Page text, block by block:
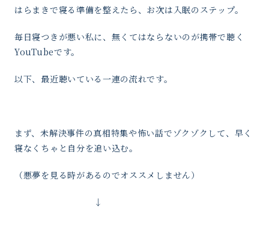
はらまきで寝る準備を整えたら、お次は入眠のステップ。
毎日寝つきが悪い私に、無くてはならないのが携帯で聴く
YouTubeです。
以下、最近聴いている一連の流れです。
まず、未解決事件の真相特集や怖い話でゾクゾクして、早く
寝なくちゃと自分を追い込む。
（悪夢を見る時があるのでオススメしません）
↓